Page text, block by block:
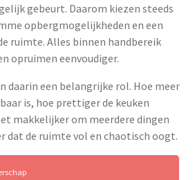
gebeurt. Daarom kiezen steeds
opbergmogelijkheden en een
ruimte. Alles binnen handbereik
opruimen eenvoudiger.
daarin een belangrijke rol. Hoe meer
is, hoe prettiger de keuken
makkelijker om meerdere dingen
dat de ruimte vol en chaotisch oogt.